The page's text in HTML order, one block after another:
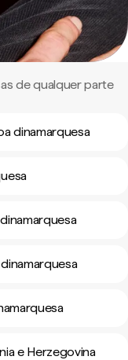
de qualquer parte
dinamarquesa
e Herzegovina